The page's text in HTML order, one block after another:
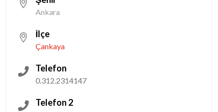
Ankara
İlçe
Çankaya
Telefon
0.312.2314147
Telefon 2